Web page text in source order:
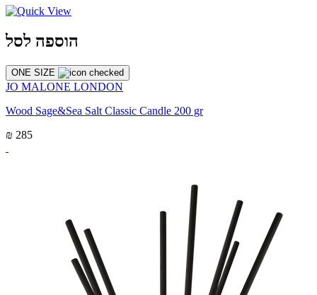
הוספה לסל
ONE SIZE
JO MALONE LONDON
Wood Sage&Sea Salt Classic Candle 200 gr
₪ 285